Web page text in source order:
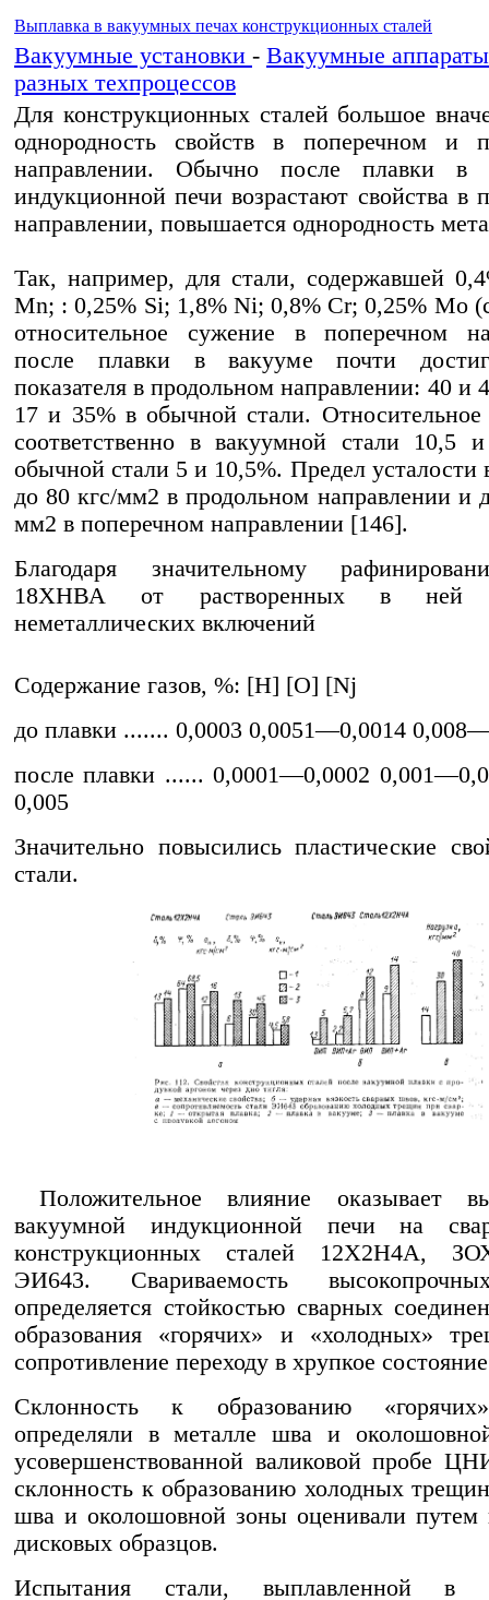
Выплавка в вакуумных печах конструкционных сталей
Вакуумные установки - Вакуумные
разных техпроцессов
Для конструкционных сталей большое
однородность свойств в поперечном и
направлении. Обычно после плавки в
индукционной печи возрастают свойства в
направлении, повышается однородность
Так, например, для стали, содержавшей
Mn; : 0,25% Si; 1,8% Ni; 0,8% Cr; 0,25% Mo
относительное сужение в поперечном
после плавки в вакууме почти
показателя в продольном направлении: 40 и
17 и 35% в обычной стали. Относительное
соответственно в вакуумной стали 10,5
обычной стали 5 и 10,5%. Предел усталости
до 80 кгс/мм2 в продольном направлении и
мм2 в поперечном направлении [146].
Благодаря значительному
18ХНВА от растворенных в ней
неметаллических включений
Содержание газов, %: [H] [О] [Nj
до плавки ....... 0,0003 0,0051—0,0014
после плавки ...... 0,0001—0,0002
0,005
Значительно повысились пластические
стали.
Положительное влияние оказывает
вакуумной индукционной печи на
конструкционных сталей 12Х2Н4А,
ЭИ643. Свариваемость
определяется стойкостью сварных
образования «горячих» и «холодных»
сопротивление переходу в хрупкое
Склонность к образованию
определяли в металле шва и
усовершенствованной валиковой пробе
склонность к образованию холодных
шва и околошовной зоны оценивали путем
дисковых образцов.
Испытания стали, выплавленной в